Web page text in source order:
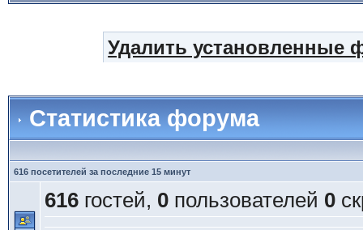
Удалить установленные
Статистика форума
616 посетителей за последние 15 минут
616гостей, 0пользователей 0